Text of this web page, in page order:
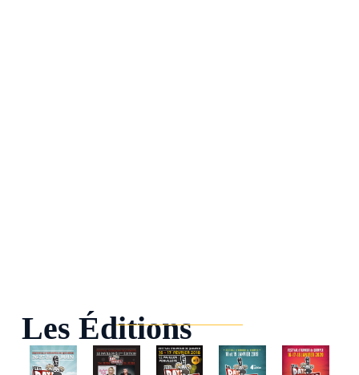
Les Éditions